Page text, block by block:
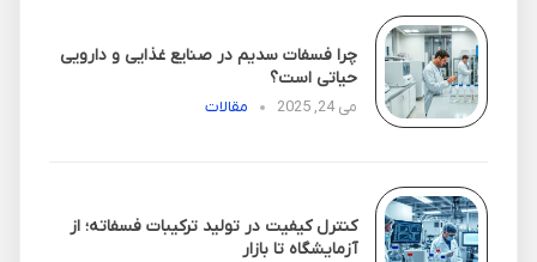
چرا فسفات سدیم در صنایع غذایی و دارویی
حیاتی است؟
می 24, 2025 مقالات
کنترل کیفیت در تولید ترکیبات فسفاته؛ از
آزمایشگاه تا بازار